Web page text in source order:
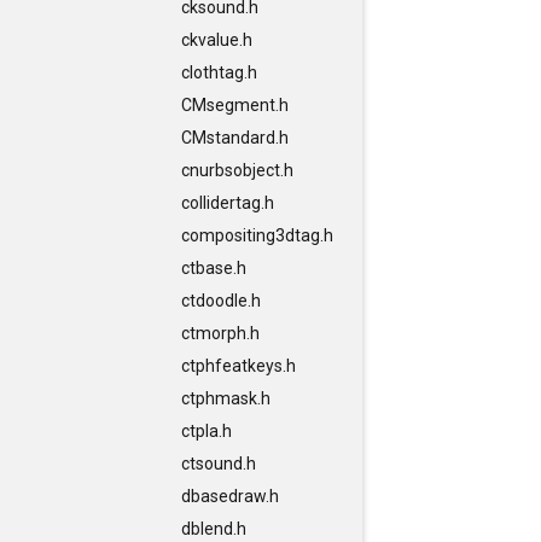
cksound.h
ckvalue.h
clothtag.h
CMsegment.h
CMstandard.h
cnurbsobject.h
collidertag.h
compositing3dtag.h
ctbase.h
ctdoodle.h
ctmorph.h
ctphfeatkeys.h
ctphmask.h
ctpla.h
ctsound.h
dbasedraw.h
dblend.h